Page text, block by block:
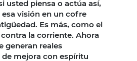
usted piensa o actúa así,
visión en un cofre
Es más, como el
la corriente. Ahora
generan reales
mejora con espíritu